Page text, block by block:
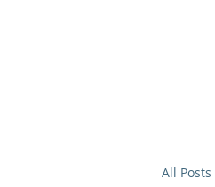
All Posts